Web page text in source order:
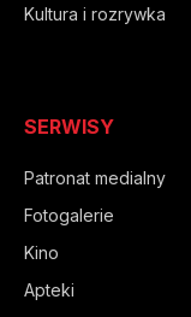
Kultura i rozrywka
SERWISY
Patronat medialny
Fotogalerie
Kino
Apteki